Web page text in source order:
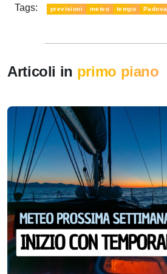
Tags: previsioni meteo tempo Padova
Articoli in primo piano